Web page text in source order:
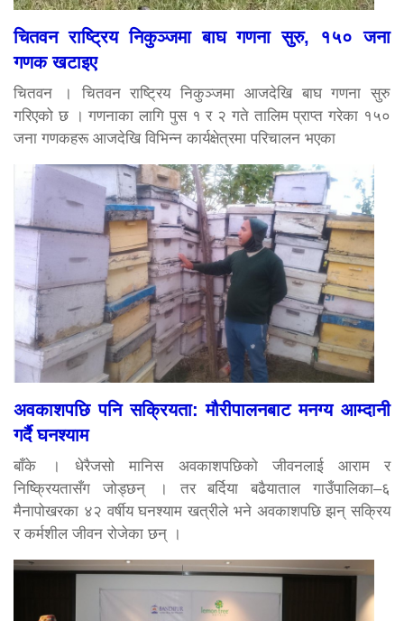
चितवन राष्ट्रिय निकुञ्जमा बाघ गणना सुरु, १५० जना
गणक खटाइए
चितवन । चितवन राष्ट्रिय निकुञ्जमा आजदेखि बाघ गणना सुरु
गरिएको छ । गणनाका लागि पुस १ र २ गते तालिम प्राप्त गरेका १५०
जना गणकहरू आजदेखि विभिन्न कार्यक्षेत्रमा परिचालन भएका
अवकाशपछि पनि सक्रियता: मौरीपालनबाट मनग्य आम्दानी
गर्दै घनश्याम
बाँके । धेरैजसो मानिस अवकाशपछिको जीवनलाई आराम र
निष्क्रियतासँग जोड्छन् । तर बर्दिया बढैयाताल गाउँपालिका–६
मैनापोखरका ४२ वर्षीय घनश्याम खत्रीले भने अवकाशपछि झन् सक्रिय
र कर्मशील जीवन रोजेका छन् ।